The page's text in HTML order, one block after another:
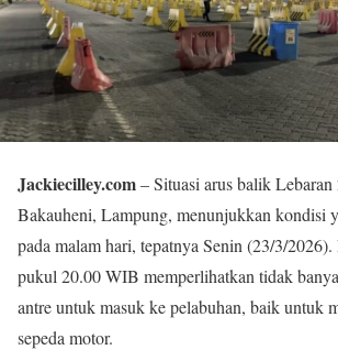
Jackiecilley.com– Situasi arus balik
Bakauheni, Lampung, menunjukkan kondisi
pada malam hari, tepatnya Senin (23/3/2026).
pukul 20.00 WIB memperlihatkan tidak
antre untuk masuk ke pelabuhan, baik untuk
sepeda motor.